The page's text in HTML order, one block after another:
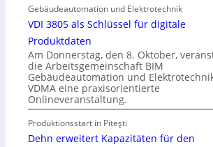
l
e
t
r
o
m
o
b
i
Gebäudeautomation und Elektrotechnik
VDI 3805 als Schlüssel für digitale
Produktdaten
Am Donnerstag, den 8. Oktober,
die Arbeitsgemeinschaft BIM
Gebäudeautomation und
VDMA eine praxisorientierte
Onlineveranstaltung.
Produktionsstart in Piteşti
Dehn erweitert Kapazitäten für den